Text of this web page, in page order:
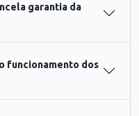
garantia da
funcionamento dos